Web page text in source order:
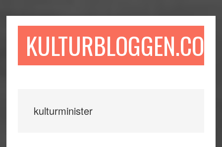
till
till
sidofältet
till
KULTURBLOGGEN.COM
kulturminister